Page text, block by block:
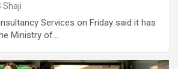
Shaji
Services on Friday said it has
Ministry of…